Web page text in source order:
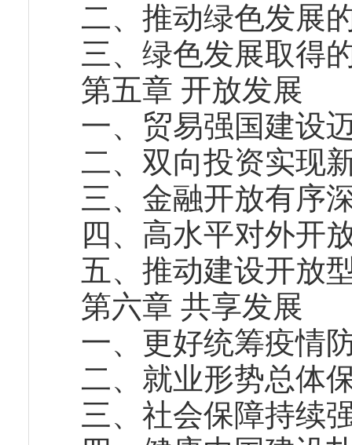
二、推动绿色发展
三、绿色发展取得
第五章 开放发展
一、贸易强国建设
二、双向投资实现
三、金融开放有序
四、高水平对外开
五、推动建设开放
第六章 共享发展
一、更好统筹疫情
二、就业形势总体
三、社会保障持续